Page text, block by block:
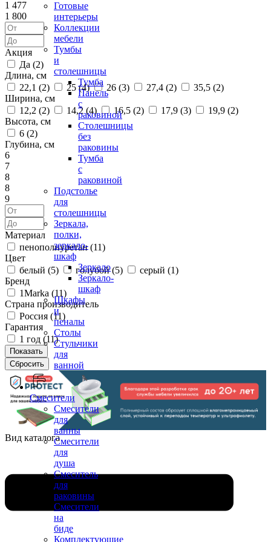
Готовые
интерьеры
Коллекции
мебели
Тумбы
и
столешницы
Тумба
Панель
с
раковиной
Столешницы
без
раковины
Тумба
с
раковиной
Подстолье
для
столешницы
Зеркала,
полки,
зеркало-
шкаф
Зеркало
Зеркало-
шкаф
Шкафы
и
пеналы
Столы
Стульчики
для
ванной
Смесители
Смесители
для
ванны
Смесители
для
душа
Смеситель
для
раковины
Смесители
на
биде
Комплектующие
1 477
1 800
Акция
Да (2)
Длина, см
22,1 (2) 25 (4) 26 (3) 27,4 (2) 35,5 (2)
Ширина, см
12,2 (2) 14,2 (4) 16,5 (2) 17,9 (3) 19,9 (2)
Высота, см
6 (2)
Глубина, см
6
7
8
8
9
Материал
пенополиуретан (11)
Цвет
белый (5) голубой (5) серый (1)
Бренд
1Marka (11)
Страна производитель
Россия (11)
Гарантия
1 год (11)
Вид каталога